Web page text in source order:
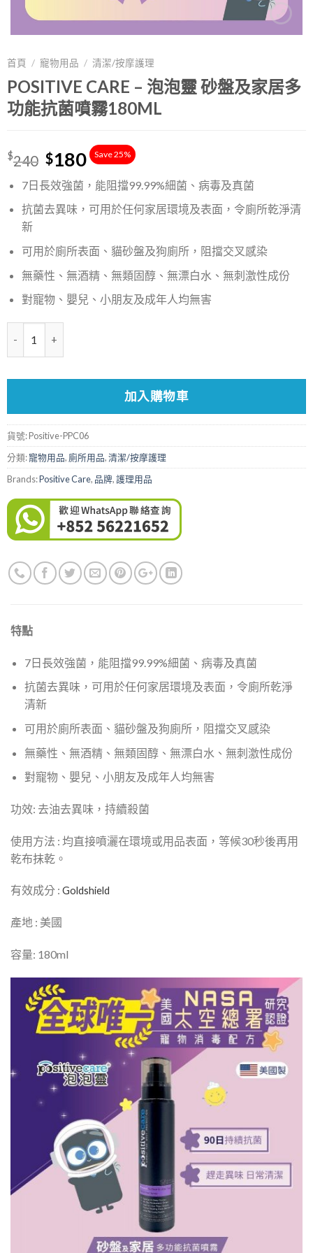
首頁 / 寵物用品 / 清潔/按摩護理
POSITIVE CARE – 泡泡靈 砂盤及家居多
功能抗菌噴霧180ML
$240 $180 Save 25%
7日長效強菌，能阻擋99.99%細菌、病毒及真菌
抗菌去異味，可用於任何家居環境及表面，令廁所乾淨清
新
可用於廁所表面、貓砂盤及狗廁所，阻擋交叉感染
無藥性、無酒精、無類固醇、無漂白水、無刺激性成份
對寵物、嬰兒、小朋友及成年人均無害
加入購物車
貨號:Positive-PPC06
分類:寵物用品, 廁所用品,清潔/按摩護理
Brands:Positive Care, 品牌,護理用品
特點
7日長效強菌，能阻擋99.99%細菌、病毒及真菌
抗菌去異味，可用於任何家居環境及表面，令廁所乾淨
清新
可用於廁所表面、貓砂盤及狗廁所，阻擋交叉感染
無藥性、無酒精、無類固醇、無漂白水、無刺激性成份
對寵物、嬰兒、小朋友及成年人均無害
功效: 去油去異味，持續殺菌
使用方法 : 均直接噴灑在環境或用品表面，等候30秒後再用
乾布抹乾。
有效成分 : Goldshield
產地 : 美國
容量: 180ml